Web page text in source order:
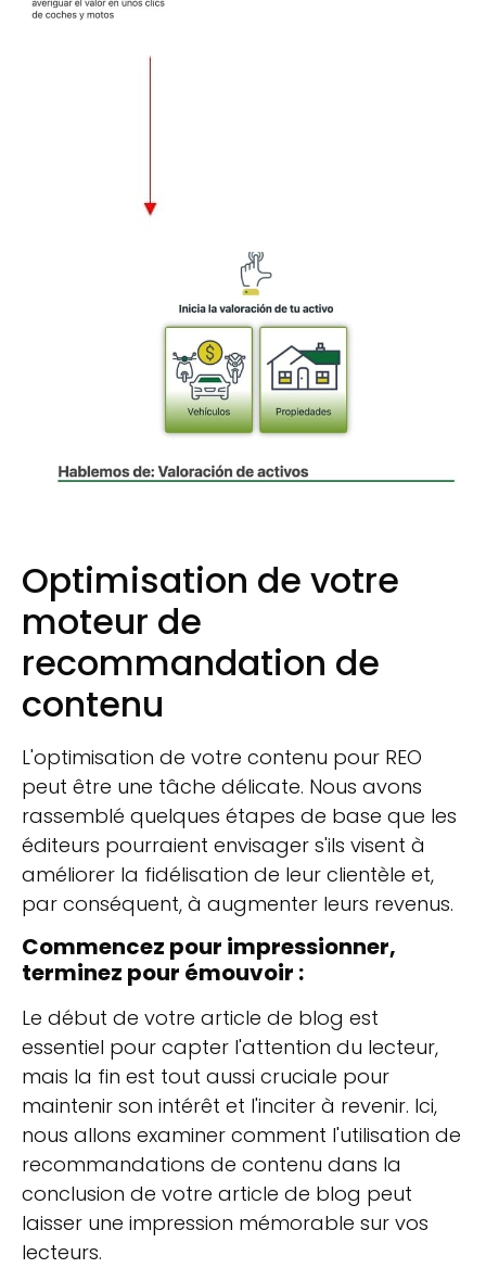
Optimisation de votre
moteur de
recommandation de
contenu
L'optimisation de votre contenu pour REO
peut être une tâche délicate. Nous avons
rassemblé quelques étapes de base que les
éditeurs pourraient envisager s'ils visent à
améliorer la fidélisation de leur clientèle et,
par conséquent, à augmenter leurs revenus.
Commencez pour impressionner,
terminez pour émouvoir :
Le début de votre article de blog est
essentiel pour capter l'attention du lecteur,
mais la fin est tout aussi cruciale pour
maintenir son intérêt et l'inciter à revenir. Ici,
nous allons examiner comment l'utilisation de
recommandations de contenu dans la
conclusion de votre article de blog peut
laisser une impression mémorable sur vos
lecteurs.